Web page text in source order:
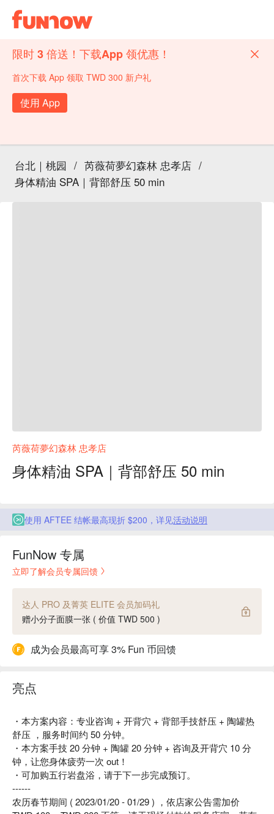
限时 3 倍送！下载App 领优惠！
首次下载 App 领取 TWD 300 新户礼
使用 App
台北｜桃园 / 芮薇荷夢幻森林 忠孝店 /
身体精油 SPA｜背部舒压 50 min
芮薇荷夢幻森林 忠孝店
身体精油 SPA｜背部舒压 50 min
使用 AFTEE 结帐最高现折 $200，详见活动说明
FunNow 专属
立即了解会员专属回馈
达人 PRO 及菁英 ELITE 会员加码礼
赠小分子面膜一张 ( 价值 TWD 500 )
成为会员最高可享 3% Fun 币回馈
亮点
・本方案内容：专业咨询 + 开背穴 + 背部手技舒压 + 陶罐热
舒压 ，服务时间约 50 分钟。
・本方案手技 20 分钟 + 陶罐 20 分钟 + 咨询及开背穴 10 分
钟，让您身体疲劳一次 out！
・可加购五行岩盘浴，请于下一步完成预订。
------
农历春节期间 ( 2023/01/20 - 01/29 ) ，依店家公告需加价